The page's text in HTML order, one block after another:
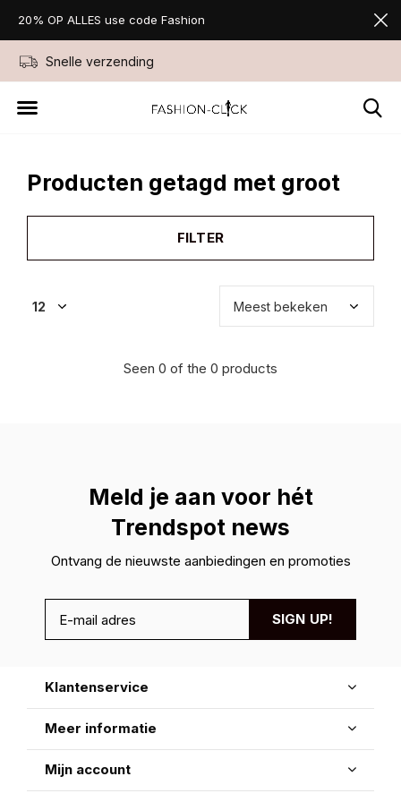
Snelle verzending
20% OP ALLES use code Fashion
Producten getagd met groot
FILTER
Seen 0 of the 0 products
Meld je aan voor hét
Trendspot news
Ontvang de nieuwste aanbiedingen en promoties
SIGN UP!
Klantenservice
Meer informatie
Mijn account